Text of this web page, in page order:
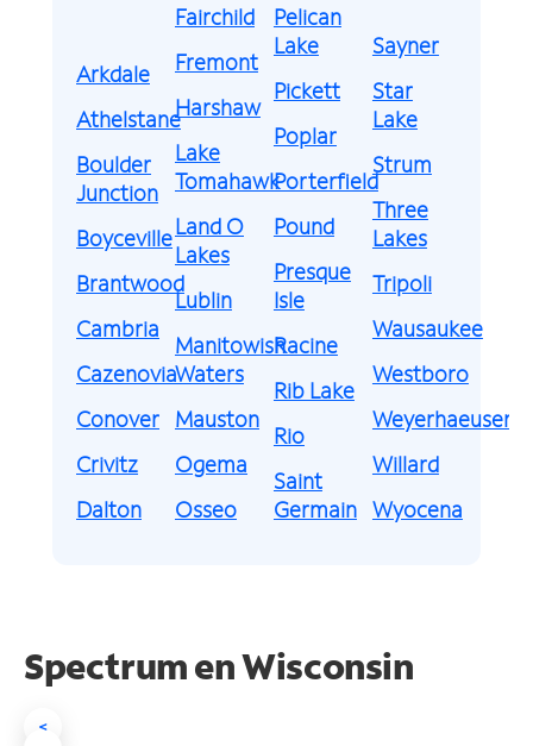
Arkdale
Athelstane
Boulder
Junction
Boyceville
Brantwood
Cambria
Cazenovia
Conover
Crivitz
Dalton
Fairchild
Fremont
Harshaw
Lake
Tomahawk
Land O
Lakes
Lublin
Manitowish
Waters
Mauston
Ogema
Osseo
Pelican
Lake
Pickett
Poplar
Porterfield
Pound
Presque
Isle
Racine
Rib Lake
Rio
Saint
Germain
Sayner
Star
Lake
Strum
Three
Lakes
Tripoli
Wausaukee
Westboro
Weyerhaeuser
Willard
Wyocena
Spectrum enWisconsin
<